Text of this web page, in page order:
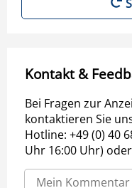
Kontakt &
Bei Fragen zur
kontaktieren Sie
Hotline: +49 (0) 40
Uhr 16:00 Uhr)